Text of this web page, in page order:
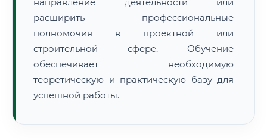
Нажмите на документ для увеличения и просмотра
расширить профессиональные
полномочия в проектной или
строительной сфере. Обучение
обеспечивает необходимую
теоретическую и практическую базу для
успешной работы.